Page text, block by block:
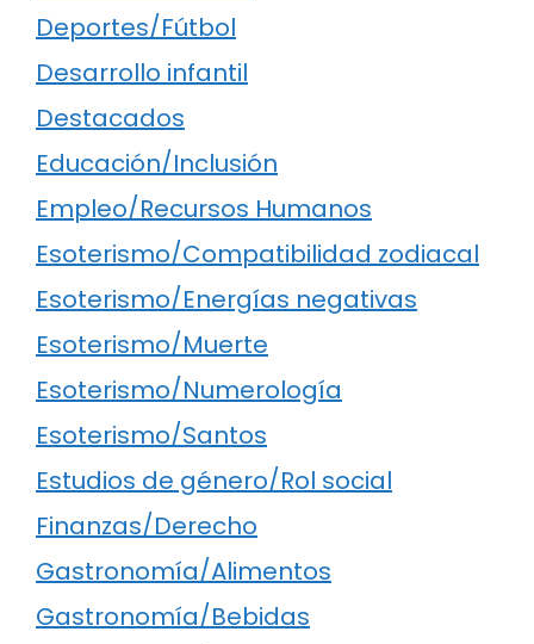
Deportes/Fútbol
Desarrollo infantil
Destacados
Educación/Inclusión
Empleo/Recursos Humanos
Esoterismo/Compatibilidad zodiacal
Esoterismo/Energías negativas
Esoterismo/Muerte
Esoterismo/Numerología
Esoterismo/Santos
Estudios de género/Rol social
Finanzas/Derecho
Gastronomía/Alimentos
Gastronomía/Bebidas